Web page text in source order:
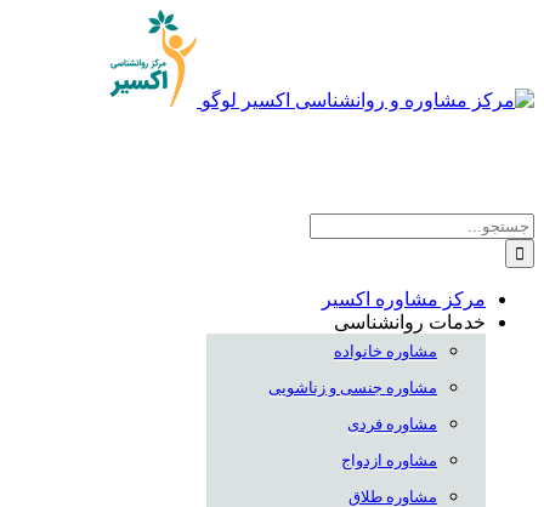
جستجو
برای:
مرکز مشاوره اکسیر
خدمات روانشناسی
مشاوره خانواده
مشاوره جنسی و زناشویی
مشاوره فردی
مشاوره ازدواج
مشاوره طلاق